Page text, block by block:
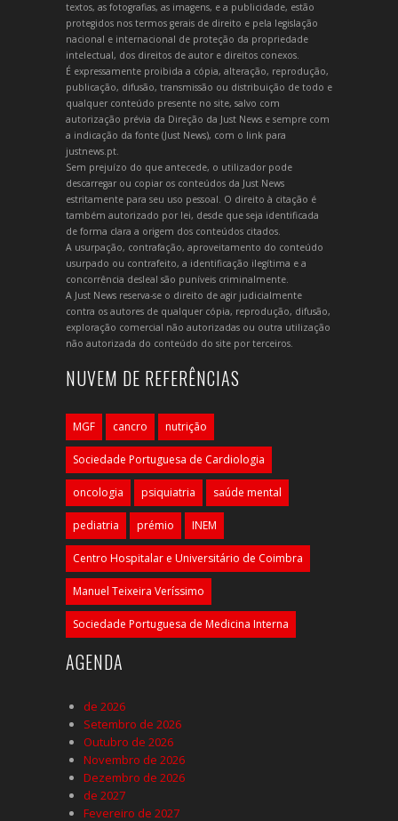
textos, as fotografias, as imagens, e a publicidade, estão
protegidos nos termos gerais de direito e pela legislação
nacional e internacional de proteção da propriedade
intelectual, dos direitos de autor e direitos conexos.
É expressamente proibida a cópia, alteração, reprodução,
publicação, difusão, transmissão ou distribuição de todo e
qualquer conteúdo presente no site, salvo com
autorização prévia da Direção da Just News e sempre com
a indicação da fonte (Just News), com o link para
justnews.pt.
Sem prejuízo do que antecede, o utilizador pode
descarregar ou copiar os conteúdos da Just News
estritamente para seu uso pessoal. O direito à citação é
também autorizado por lei, desde que seja identificada
de forma clara a origem dos conteúdos citados.
A usurpação, contrafação, aproveitamento do conteúdo
usurpado ou contrafeito, a identificação ilegítima e a
concorrência desleal são puníveis criminalmente.
A Just News reserva-se o direito de agir judicialmente
contra os autores de qualquer cópia, reprodução, difusão,
exploração comercial não autorizadas ou outra utilização
não autorizada do conteúdo do site por terceiros.
NUVEM DE REFERÊNCIAS
MGF cancro nutrição
Sociedade Portuguesa de Cardiologia
oncologia psiquiatria saúde mental
pediatria prémio INEM
Centro Hospitalar e Universitário de Coimbra
Manuel Teixeira Veríssimo
Sociedade Portuguesa de Medicina Interna
AGENDA
de 2026
Setembro de 2026
Outubro de 2026
Novembro de 2026
Dezembro de 2026
de 2027
Fevereiro de 2027